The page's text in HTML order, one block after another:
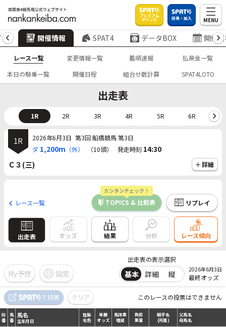
プレミアム
ポイント 投票・加入 MENU
開催情報 SPAT4 データBOX 開催
レース一覧 変更情報一覧 着順速報
払戻金一覧
本日の騎乗一覧
開催日程 組合せ数計算 SPAT4LOTO
出走表
1R 2R 3R 4R 5R 6R
1R 2026年6月3日 第3回 船橋競馬 第3日
ダ 1,200m （外） （10頭） 発走時刻 14:30
Ｃ３(三)
詳細
レース一覧
カンタンチェック！
TOPICS & 比較表 リプレイ
出走表 オッズ 結果 分析 レース傾向
で投票 クリア このレースの投票はできません
My予想 設定
出走表の表示選択
基本 詳細 縦 2026年6月3日
最終オッズ
枠
番
馬
番
馬名
性齢
毛色
負担
重量
騎手名
(所属)
父馬名
母馬名
枠
番
馬
番
馬名
生年月日
性齢
毛色
単勝
オッズ
馬体重
増減
負担
重量
騎手名
(所属)
父馬名
母馬名